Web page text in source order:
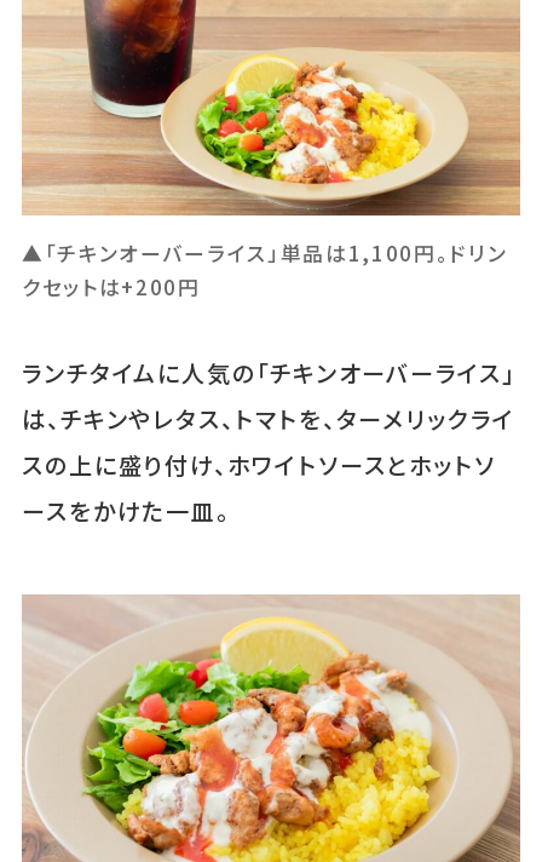
▲「チキンオーバーライス」単品は1,100円。ドリン
クセットは+200円
ランチタイムに人気の「チキンオーバーライス」
は、チキンやレタス、トマトを、ターメリックライ
スの上に盛り付け、ホワイトソースとホットソ
ースをかけた一皿。